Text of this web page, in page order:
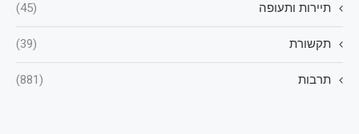
תיירות ותעופה (45)
תקשורת (39)
תרבות (881)